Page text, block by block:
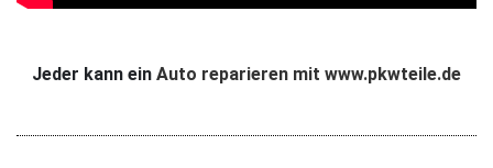
Jeder kann ein Auto reparieren mit www.pkwteile.de